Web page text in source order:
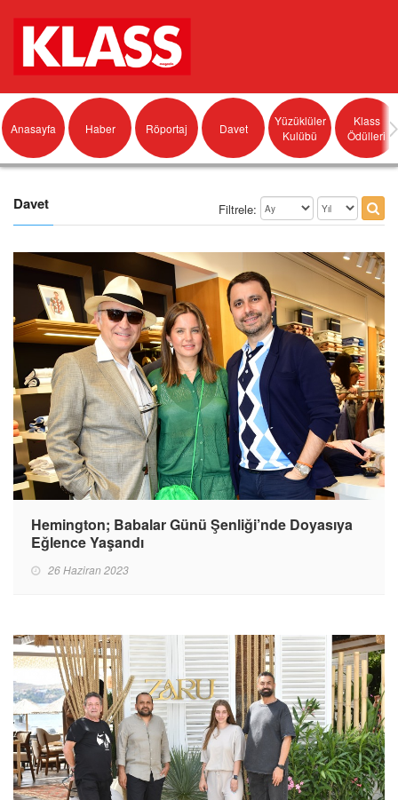
Anasayfa Haber Röportaj Davet
Yüzüklüler
Kulübü
Klass
Ödülleri
Davet Filtrele:
Hemington; Babalar Günü Şenliği’nde Doyasıya
Eğlence Yaşandı
26 Haziran 2023